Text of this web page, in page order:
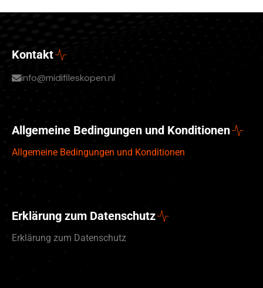
Kontakt
info@midifileskopen.nl
Allgemeine Bedingungen und Konditionen
Allgemeine Bedingungen und Konditionen
Erklärung zum Datenschutz
Erklärung zum Datenschutz